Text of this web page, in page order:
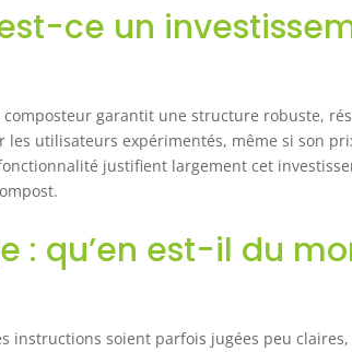
ce un
garantit une structure robuste,
utilisateurs expérimentés, même si son
justifient largement cet
: qu’en est-il du
instructions soient parfois jugées peu